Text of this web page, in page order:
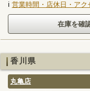
ℹ 営業時間・店休日・アク
香川県
丸亀店